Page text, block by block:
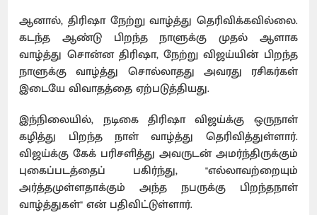
ஆனால், திரிஷா நேற்று வாழ்த்து தெரிவிக்கவில்லை.
கடந்த ஆண்டு பிறந்த நாளுக்கு முதல் ஆளாக
வாழ்த்து சொன்ன திரிஷா, நேற்று விஜய்யின் பிறந்த
நாளுக்கு வாழ்த்து சொல்லாதது அவரது ரசிகர்கள்
இடையே விவாதத்தை ஏற்படுத்தியது.
இந்நிலையில், நடிகை திரிஷா விஜய்க்கு ஒருநாள்
கழித்து பிறந்த நாள் வாழ்த்து தெரிவித்துள்ளார்.
விஜய்க்கு கேக் பரிசளித்து அவருடன் அமர்ந்திருக்கும்
புகைப்படத்தைப் பகிர்ந்து, "எல்லாவற்றையும்
அர்த்தமுள்ளதாக்கும் அந்த நபருக்கு பிறந்தநாள்
வாழ்த்துகள்" என் பதிவிட்டுள்ளார்.